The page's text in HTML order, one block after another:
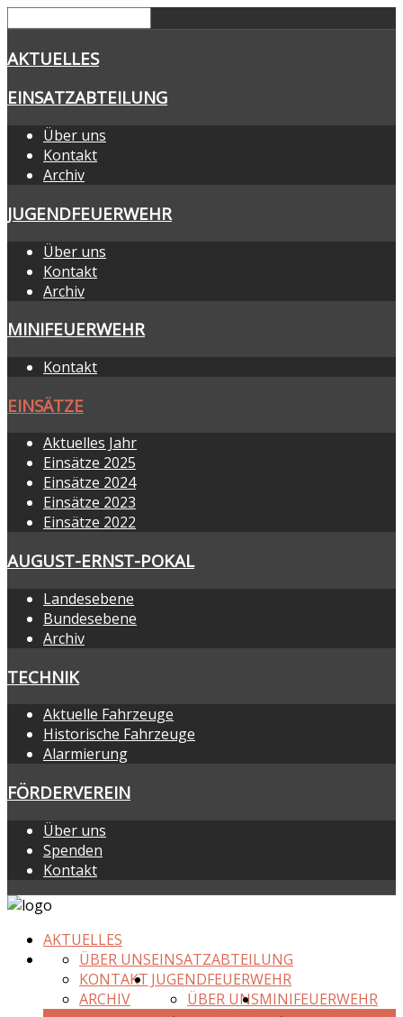
AKTUELLES
EINSATZABTEILUNG
Über uns
Kontakt
Archiv
JUGENDFEUERWEHR
Über uns
Kontakt
Archiv
MINIFEUERWEHR
Kontakt
EINSÄTZE
Aktuelles Jahr
Einsätze 2025
Einsätze 2024
Einsätze 2023
Einsätze 2022
AUGUST-ERNST-POKAL
Landesebene
Bundesebene
Archiv
TECHNIK
Aktuelle Fahrzeuge
Historische Fahrzeuge
Alarmierung
FÖRDERVEREIN
Über uns
Spenden
Kontakt
AKTUELLES
EINSATZABTEILUNG
ÜBER UNS
KONTAKT
ARCHIV
JUGENDFEUERWEHR
ÜBER UNSMINIFEUERWEHR